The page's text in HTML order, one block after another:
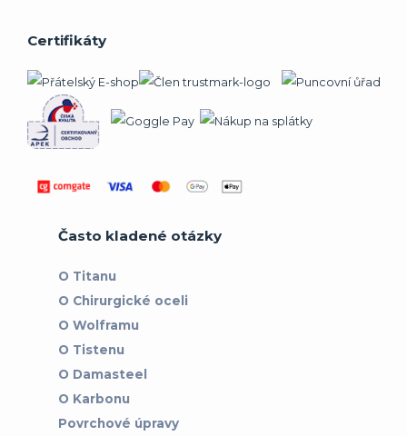
Certifikáty
Často kladené otázky
O Titanu
O Chirurgické oceli
O Wolframu
O Tistenu
O Damasteel
O Karbonu
Povrchové úpravy